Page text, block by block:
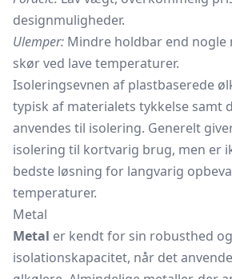
designmuligheder.
Ulemper: Mindre holdbar end nogle
skør ved lave temperaturer.
Isoleringsevnen af plastbaserede
typisk af materialets tykkelse samt
anvendes til isolering. Generelt
isolering til kortvarig brug, men er
bedste løsning for langvarig
temperaturer.
Metal
Metal er kendt for sin robusthed
isolationskapacitet, når det